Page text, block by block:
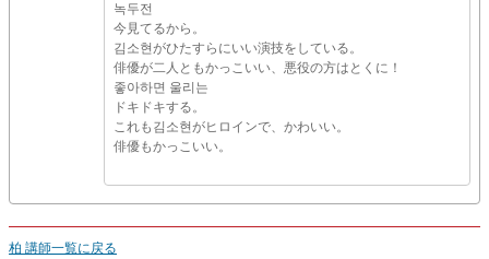
녹두전
今見てるから。
김소현がひたすらにいい演技をしている。
俳優が二人ともかっこいい、悪役の方はとくに！
좋아하면 울리는
ドキドキする。
これも김소현がヒロインで、かわいい。
俳優もかっこいい。
柏 講師一覧に戻る